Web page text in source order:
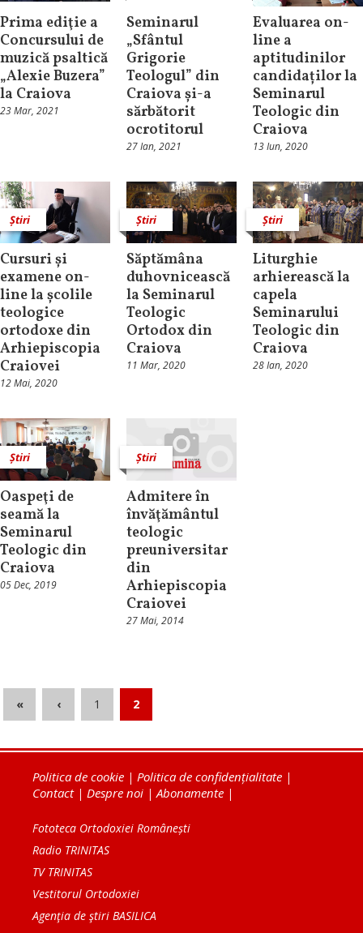
Prima ediţie a
Concursului de
muzică psaltică
„Alexie Buzera”
la Craiova
23 Mar, 2021
Seminarul
„Sfântul
Grigorie
Teologul” din
Craiova și-a
sărbătorit
ocrotitorul
27 Ian, 2021
Evaluarea on-
line a
aptitudinilor
candidaților la
Seminarul
Teologic din
Craiova
13 Iun, 2020
Știri
Cursuri și
examene on-
line la școlile
teologice
ortodoxe din
Arhiepiscopia
Craiovei
12 Mai, 2020
Știri
Săptămâna
duhovnicească
la Seminarul
Teologic
Ortodox din
Craiova
11 Mar, 2020
Știri
Liturghie
arhierească la
capela
Seminarului
Teologic din
Craiova
28 Ian, 2020
Știri
Oaspeţi de
seamă la
Seminarul
Teologic din
Craiova
05 Dec, 2019
Știri
Admitere în
învăţământul
teologic
preuniversitar
din
Arhiepiscopia
Craiovei
27 Mai, 2014
« ‹ 1 2
Politica de cookie | Politica de confidențialitate |
Contact| Despre noi | Abonamente |
Fototeca Ortodoxiei Românești
Radio TRINITAS
TV TRINITAS
Vestitorul Ortodoxiei
Agenţia de ştiri BASILICA